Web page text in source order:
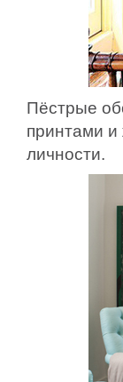
Пёстрые
принтами
личности.